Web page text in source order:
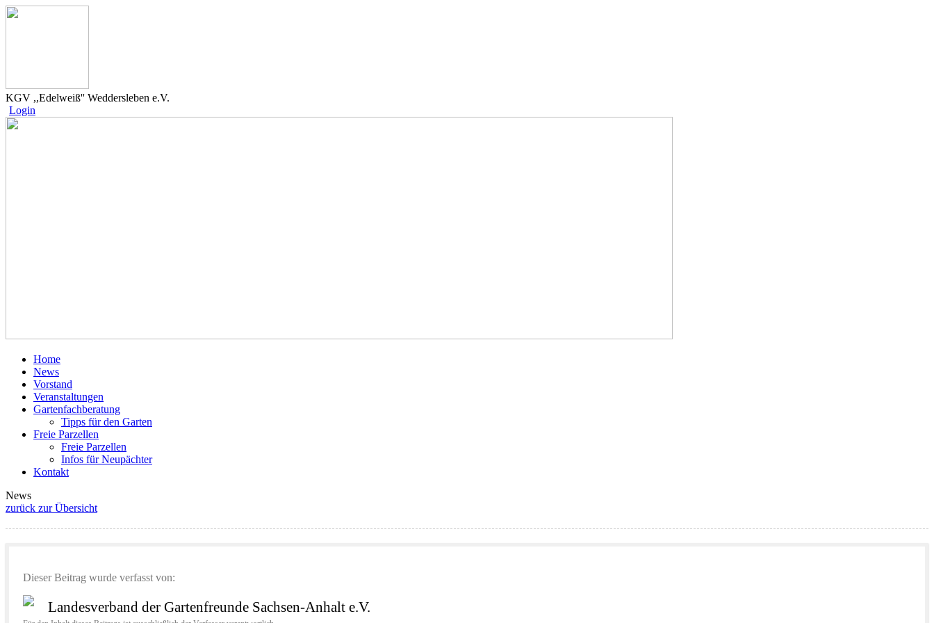
KGV ,,Edelweiß'' Weddersleben e.V.
Login
Home
News
Vorstand
Veranstaltungen
Gartenfachberatung
Tipps für den Garten
Freie Parzellen
Freie Parzellen
Infos für Neupächter
Kontakt
News
zurück zur Übersicht
Dieser Beitrag wurde verfasst von:
Landesverband der Gartenfreunde Sachsen-Anhalt e.V.